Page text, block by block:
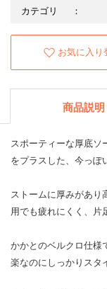
カテゴリ
：
お気に入り
商品説明
スポーティーな厚底ソ
をプラスした、今っぽ
ストームに厚みがあり
用でも疲れにくく、片
かかとのベルクロ仕様
楽なのにしっかりスタ